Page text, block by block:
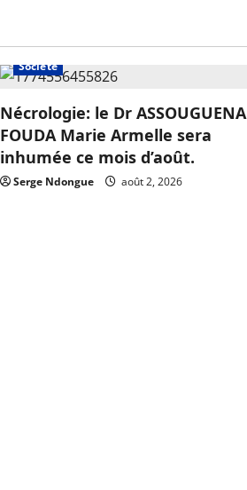
Société
Nécrologie: le Dr ASSOUGUENA
FOUDA Marie Armelle sera
inhumée ce mois d’août.
Serge Ndongue
août 2, 2026